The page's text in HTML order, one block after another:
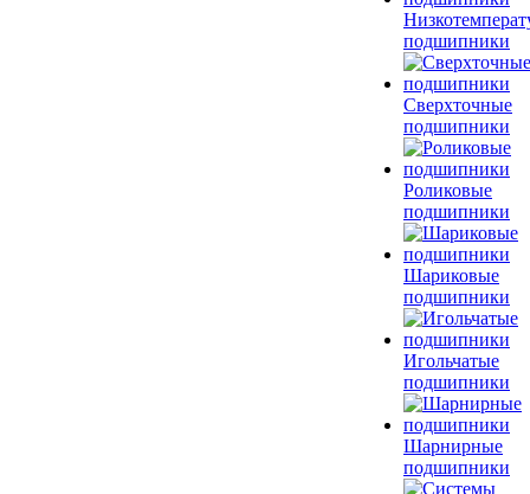
подшипники
Сверхточные
подшипники
Роликовые
подшипники
Шариковые
подшипники
Игольчатые
подшипники
Шарнирные
подшипники